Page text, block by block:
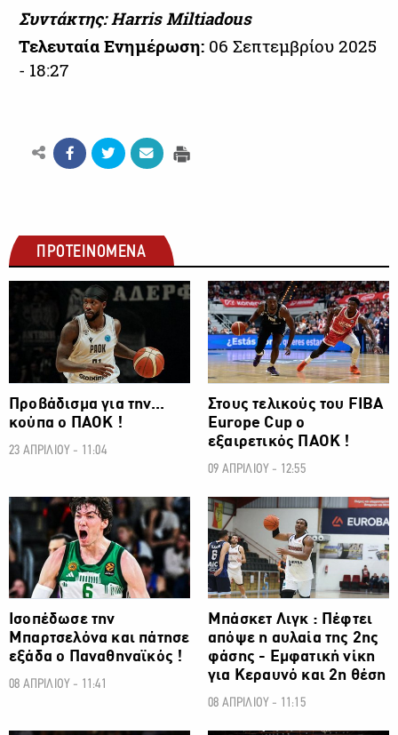
Συντάκτης: Harris Miltiadous
Τελευταία Ενημέρωση: 06 Σεπτεμβρίου 2025
- 18:27
ΠΡΟΤΕΙΝΟΜΕΝΑ
ΜΠΑΣΚΕΤ
Προβάδισμα για την...
κούπα ο ΠΑΟΚ !
23 ΑΠΡΙΛΙΟΥ - 11:04
ΜΠΑΣΚΕΤ
Στους τελικούς του FIBA
Europe Cup ο
εξαιρετικός ΠΑΟΚ !
09 ΑΠΡΙΛΙΟΥ - 12:55
ΜΠΑΣΚΕΤ
Ισοπέδωσε την
Μπαρτσελόνα και πάτησε
εξάδα ο Παναθηναϊκός !
08 ΑΠΡΙΛΙΟΥ - 11:41
ΜΠΑΣΚΕΤ
Μπάσκετ Λιγκ : Πέφτει
απόψε η αυλαία της 2ης
φάσης - Εμφατική νίκη
για Κεραυνό και 2η θέση
08 ΑΠΡΙΛΙΟΥ - 11:15